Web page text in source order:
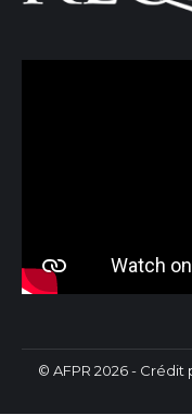
© AFPR 2026 - Crédit